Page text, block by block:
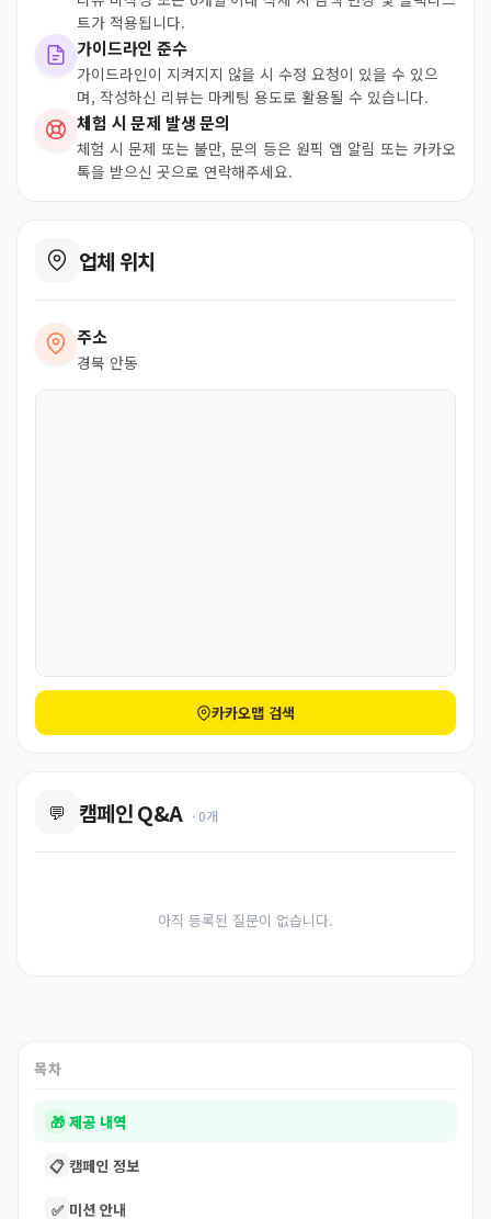
트가 적용됩니다.
가이드라인 준수
가이드라인이 지켜지지 않을 시 수정 요청이 있을 수 있으
며, 작성하신 리뷰는 마케팅 용도로 활용될 수 있습니다.
체험 시 문제 발생 문의
체험 시 문제 또는 불만, 문의 등은 원픽 앱 알림 또는 카카오
톡을 받으신 곳으로 연락해주세요.
업체 위치
주소
경북 안동
카카오맵 검색
💬 캠페인 Q&A · 0개
아직 등록된 질문이 없습니다.
목차
🎁 제공 내역
📋 캠페인 정보
✅ 미션 안내